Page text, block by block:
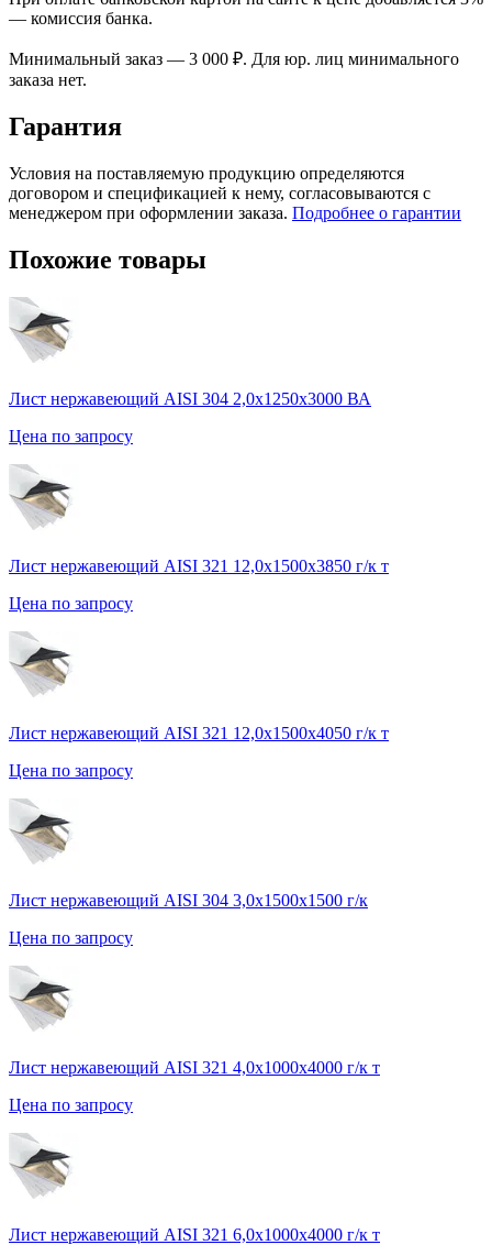
— комиссия банка.
Минимальный заказ — 3 000 ₽. Для юр. лиц минимального
заказа нет.
Гарантия
Условия на поставляемую продукцию определяются
договором и спецификацией к нему, согласовываются с
менеджером при оформлении заказа. Подробнее о гарантии
Похожие товары
Лист нержавеющий AISI 304 2,0х1250х3000 ВА
Цена по запросу
Лист нержавеющий AISI 321 12,0х1500х3850 г/к т
Цена по запросу
Лист нержавеющий AISI 321 12,0х1500х4050 г/к т
Цена по запросу
Лист нержавеющий AISI 304 3,0х1500х1500 г/к
Цена по запросу
Лист нержавеющий AISI 321 4,0х1000х4000 г/к т
Цена по запросу
Лист нержавеющий AISI 321 6,0х1000х4000 г/к т